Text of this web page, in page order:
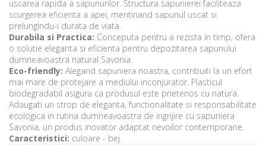
uscarea rapida a sapunurilor. Structura sapunierei faciliteaza
scurgerea eficienta a apei, mentinand sapunul uscat si
prelungindu-i durata de viata.
Durabila si Practica: Conceputa pentru a rezista in timp, ofera
o solutie eleganta si eficienta pentru depozitarea sapunului
dumneavoastra natural Savonia.
Eco-friendly: Alegand sapuniera noastra, contribuiti la un efort
mai mare de protejare a mediului inconjurator. Plasticul
biodegradabil asigura ca produsul este prietenos cu natura.
Adaugati un strop de eleganta, functionalitate si responsabilitate
ecologica in rutina dumneavoastra de ingrijire cu sapuniera
Savonia, un produs inovator adaptat nevoilor contemporane.
Caracteristici: culoare - bej